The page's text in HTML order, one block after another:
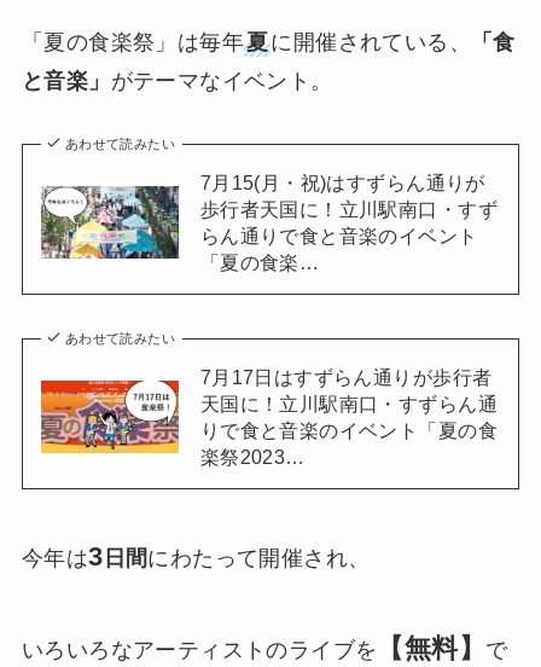
「夏の食楽祭」は毎年夏に開催されている、
「食
と音楽」 がテーマなイベント。
あわせて読みたい
7月15(月・祝)はすずらん通りが
歩行者天国に！立川駅南口・すず
らん通りで食と音楽のイベント
「夏の食楽…
あわせて読みたい
7月17日はすずらん通りが歩行者
天国に！立川駅南口・すずらん通
りで食と音楽のイベント「夏の食
楽祭2023…
今年は3 日間にわたって開催され、
いろいろなアーティストのライブを 【無料】 で